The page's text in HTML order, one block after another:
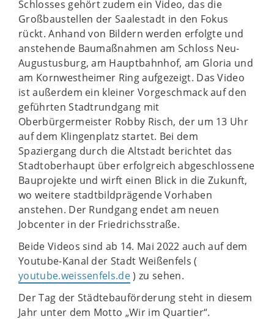
Schlosses gehört zudem ein Video, das die
Großbaustellen der Saalestadt in den Fokus
rückt. Anhand von Bildern werden erfolgte und
anstehende Baumaßnahmen am Schloss Neu-
Augustusburg, am Hauptbahnhof, am Gloria und
am Kornwestheimer Ring aufgezeigt. Das Video
ist außerdem ein kleiner Vorgeschmack auf den
geführten Stadtrundgang mit
Oberbürgermeister Robby Risch, der um 13 Uhr
auf dem Klingenplatz startet. Bei dem
Spaziergang durch die Altstadt berichtet das
Stadtoberhaupt über erfolgreich abgeschlossene
Bauprojekte und wirft einen Blick in die Zukunft,
wo weitere stadtbildprägende Vorhaben
anstehen. Der Rundgang endet am neuen
Jobcenter in der Friedrichsstraße.
Beide Videos sind ab 14. Mai 2022 auch auf dem
Youtube-Kanal der Stadt Weißenfels (
youtube.weissenfels.de) zu sehen.
Der Tag der Städtebauförderung steht in diesem
Jahr unter dem Motto „Wir im Quartier“.